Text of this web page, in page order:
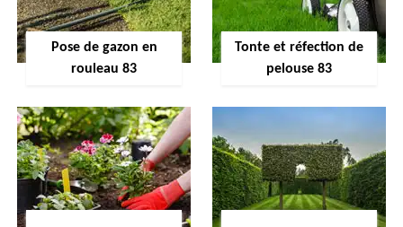
Pose de gazon en
rouleau 83
Tonte et réfection de
pelouse 83